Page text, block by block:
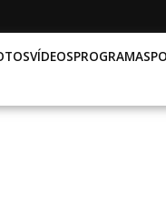
VÍDEOSPROGRAMAS